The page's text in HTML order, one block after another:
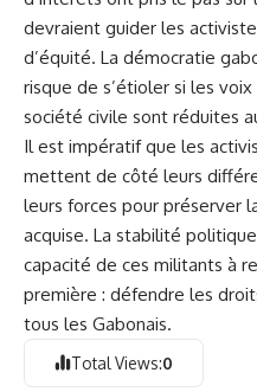
devraient guider les
d’équité. La démocratie
risque de s’étioler si les
société civile sont réduites
Il est impératif que les
mettent de côté leurs
leurs forces pour préserver
acquise. La stabilité
capacité de ces militants à
première : défendre les
tous les Gabonais.
Total Views:0